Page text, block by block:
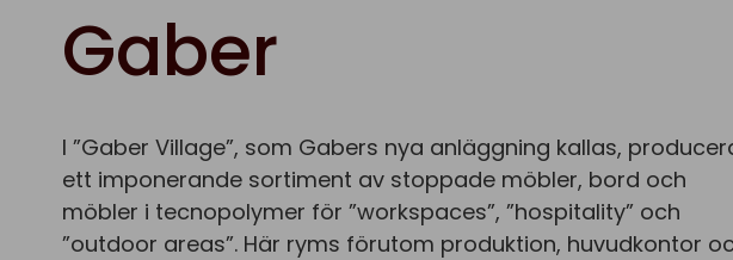
Gaber
I ”Gaber Village”, som Gabers nya anläggning kallas,
ett imponerande sortiment av stoppade möbler, bord och
möbler i tecnopolymer för ”workspaces”, ”hospitality” och
”outdoor areas”. Här ryms förutom produktion, huvudkontor